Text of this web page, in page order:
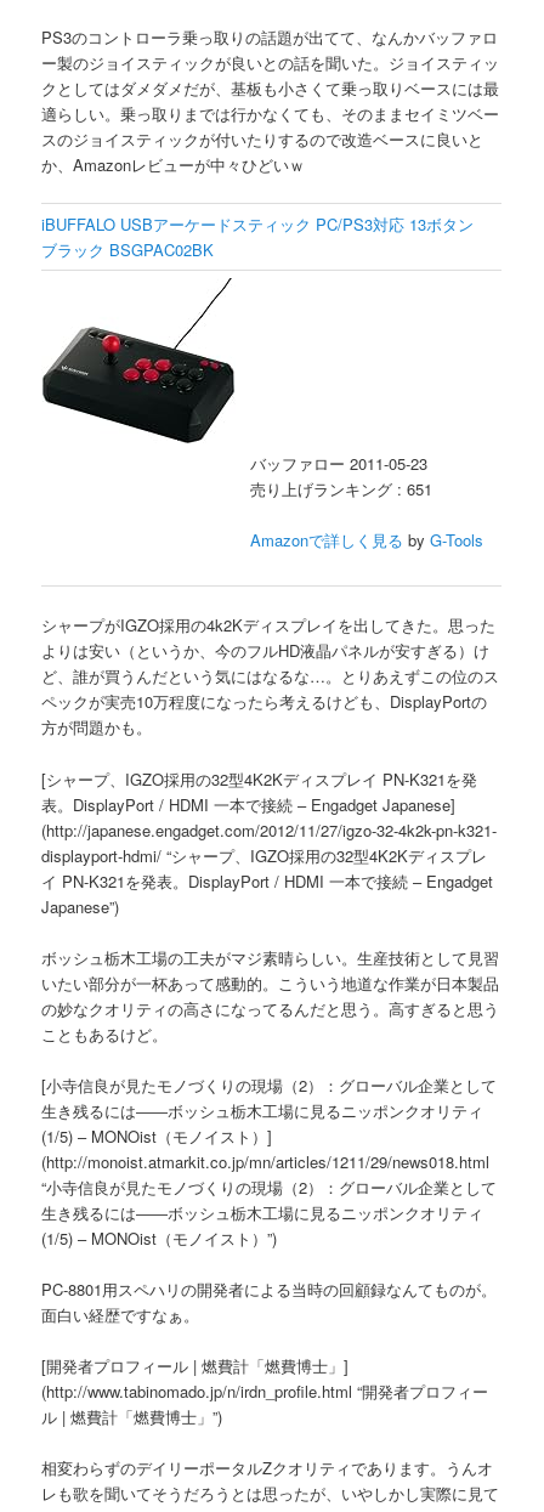
PS3のコントローラ乗っ取りの話題が出てて、なんかバッファロ
ー製のジョイスティックが良いとの話を聞いた。ジョイスティッ
クとしてはダメダメだが、基板も小さくて乗っ取りベースには最
適らしい。乗っ取りまでは行かなくても、そのままセイミツベー
スのジョイスティックが付いたりするので改造ベースに良いと
か、Amazonレビューが中々ひどいｗ
iBUFFALO USBアーケードスティック PC/PS3対応 13ボタン
ブラック BSGPAC02BK
バッファロー 2011-05-23
売り上げランキング : 651
Amazonで詳しく見る byG-Tools
シャープがIGZO採用の4k2Kディスプレイを出してきた。思った
よりは安い（というか、今のフルHD液晶パネルが安すぎる）け
ど、誰が買うんだという気にはなるな…。とりあえずこの位のス
ペックが実売10万程度になったら考えるけども、DisplayPortの
方が問題かも。
[シャープ、IGZO採用の32型4K2Kディスプレイ PN-K321を発
表。DisplayPort / HDMI 一本で接続 – Engadget Japanese]
(http://japanese.engadget.com/2012/11/27/igzo-32-4k2k-pn-k321-
displayport-hdmi/ “シャープ、IGZO採用の32型4K2Kディスプレ
イ PN-K321を発表。DisplayPort / HDMI 一本で接続 – Engadget
Japanese”)
ボッシュ栃木工場の工夫がマジ素晴らしい。生産技術として見習
いたい部分が一杯あって感動的。こういう地道な作業が日本製品
の妙なクオリティの高さになってるんだと思う。高すぎると思う
こともあるけど。
[小寺信良が見たモノづくりの現場（2）：グローバル企業として
生き残るには――ボッシュ栃木工場に見るニッポンクオリティ
(1/5) – MONOist（モノイスト）]
(http://monoist.atmarkit.co.jp/mn/articles/1211/29/news018.html
“小寺信良が見たモノづくりの現場（2）：グローバル企業として
生き残るには――ボッシュ栃木工場に見るニッポンクオリティ
(1/5) – MONOist（モノイスト）”)
PC-8801用スペハリの開発者による当時の回顧録なんてものが。
面白い経歴ですなぁ。
[開発者プロフィール | 燃費計「燃費博士」]
(http://www.tabinomado.jp/n/irdn_profile.html “開発者プロフィー
ル | 燃費計「燃費博士」”)
相変わらずのデイリーポータルZクオリティであります。うんオ
レも歌を聞いてそうだろうとは思ったが、いやしかし実際に見て